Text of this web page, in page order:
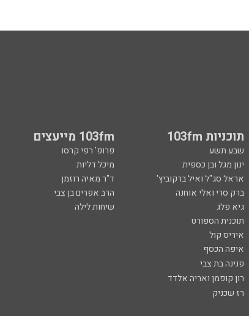
תוכניות 103fm 103fm מייעצים
שבע תשע פרופ' רפי קרסו
ינון מגל ובן כספית
מיכל דליות
אראל סג"ל ואיל ברקוביץ'
ד"ר מאיה רוזמן
ברק סרי ואלי אוחנה
הרב אפרים בן צבי
גיא פלג
שיחות לילה
תוכנית הספורט
איריס קול
איפה הכסף
פנינה בת צבי
רון קופמן ואריה אלדד
רז שכניק